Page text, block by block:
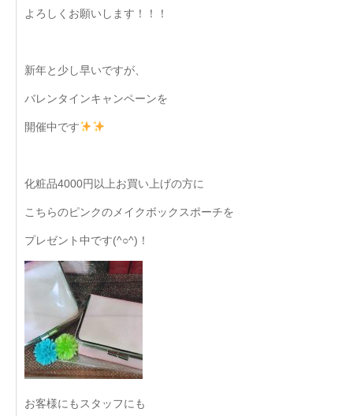
よろしくお願いします！！！
新年と少し早いですが、
バレンタインキャンペーンを
開催中です
化粧品4000円以上お買い上げの方に
こちらのピンクのメイクボックスポーチを
プレゼント中です(^○^)！
お客様にもスタッフにも